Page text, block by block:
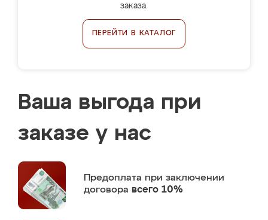
заказа.
ПЕРЕЙТИ В КАТАЛОГ
Ваша выгода при
заказе у нас
Предоплата при заключении
договора всего 10%